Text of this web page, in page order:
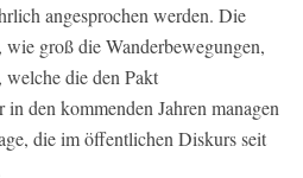
angesprochen werden. Die
groß die Wanderbewegungen,
die den Pakt
den kommenden Jahren managen
die im öffentlichen Diskurs seit